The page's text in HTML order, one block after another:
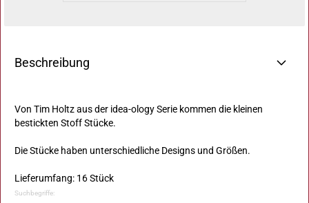
Beschreibung
Von Tim Holtz aus der idea-ology Serie kommen die kleinen
bestickten Stoff Stücke.
Die Stücke haben unterschiedliche Designs und Größen.
Lieferumfang: 16 Stück
Suchbegriffe: